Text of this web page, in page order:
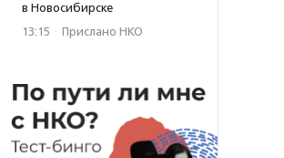
в Новосибирске
13:15 · Прислано НКО